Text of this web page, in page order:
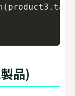
( product3 . task
品)